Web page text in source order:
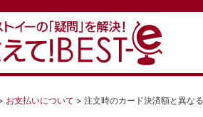
お支払いについて 注文時のカード決済額と異な